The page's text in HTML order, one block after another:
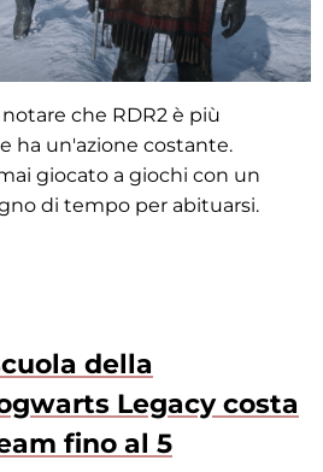
che RDR2 è più
ha un'azione costante.
giocato a giochi con un
di tempo per abituarsi.
della
Legacy costa
fino al 5